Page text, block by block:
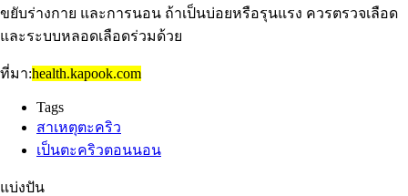
ขยับร่างกาย และการนอน ถ้าเป็นบ่อยหรือรุนแรง ควรตรวจเลือด
และระบบหลอดเลือดร่วมด้วย
ที่มา:health.kapook.com
Tags
สาเหตุตะคริว
เป็นตะคริวตอนนอน
แบ่งปัน